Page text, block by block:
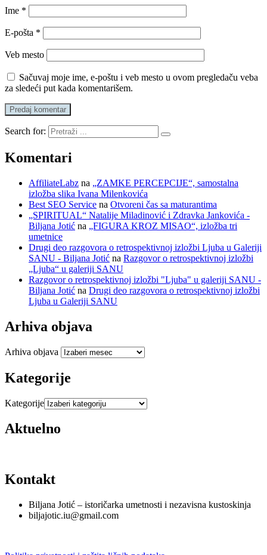
Ime *
E-pošta *
Veb mesto
Sačuvaj moje ime, e-poštu i veb mesto u ovom pregledaču veba
za sledeći put kada komentarišem.
Search for:
Komentari
AffiliateLabz na „ZAMKE PERCEPCIJE“, samostalna
izložba slika Ivana Milenkovića
Best SEO Service na Otvoreni čas sa maturantima
„SPIRITUAL“ Natalije Miladinović i Zdravka Jankovića -
Biljana Jotić na „FIGURA KROZ MISAO“, izložba tri
umetnice
Drugi deo razgovora o retrospektivnoj izložbi Ljuba u Galeriji
SANU - Biljana Jotić na Razgovor o retrospektivnoj izložbi
„Ljuba“ u galeriji SANU
Razgovor o retrospektivnoj izložbi "Ljuba" u galeriji SANU -
Biljana Jotić na Drugi deo razgovora o retrospektivnoj izložbi
Ljuba u Galeriji SANU
Arhiva objava
Arhiva objava
Kategorije
Kategorije
Aktuelno
Kontakt
Biljana Jotić – istoričarka umetnosti i nezavisna kustoskinja
biljajotic.iu@gmail.com